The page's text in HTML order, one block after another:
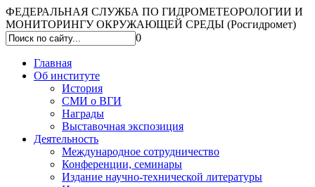
ФЕДЕРАЛЬНАЯ СЛУЖБА ПО ГИДРОМЕТЕОРОЛОГИИ И
МОНИТОРИНГУ ОКРУЖАЮЩЕЙ СРЕДЫ (Росгидромет)
0
Главная
Об институте
История
СМИ о ВГИ
Награды
Выставочная экспозиция
Деятельность
Международное сотрудничество
Конференции, семинары
Издание научно-технической литературы